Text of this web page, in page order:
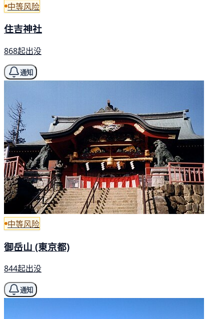
中等风险
住吉神社
868起出没
通知
中等风险
御岳山 (東京都)
844起出没
通知